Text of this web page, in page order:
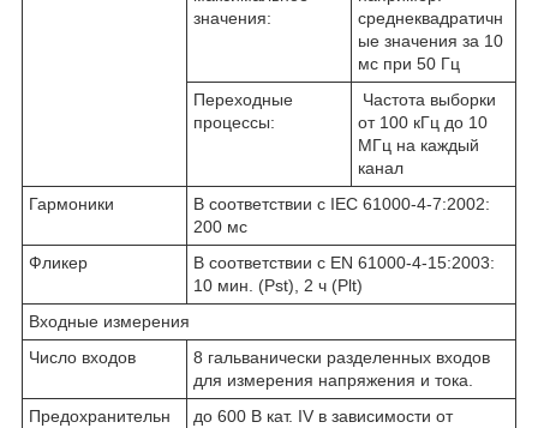
значения:
среднеквадратичн
ые значения за 10
мс при 50 Гц
Переходные
процессы:
Частота выборки
от 100 кГц до 10
МГц на каждый
канал
Гармоники
В соответствии с IEC 61000-4-7:2002:
200 мс
Фликер
В соответствии с EN 61000-4-15:2003:
10 мин. (Pst), 2 ч (Plt)
Входные измерения
Число входов
8 гальванически разделенных входов
для измерения напряжения и тока.
Предохранительн
до 600 В кат. IV в зависимости от